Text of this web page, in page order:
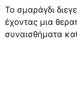
Το σμαράγδι
έχοντας μια
συναισθήματα